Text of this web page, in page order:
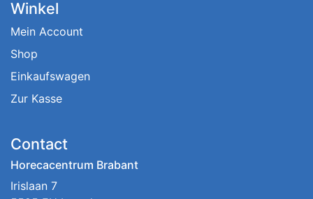
Winkel
Mein Account
Shop
Einkaufswagen
Zur Kasse
Contact
Horecacentrum Brabant
Irislaan 7